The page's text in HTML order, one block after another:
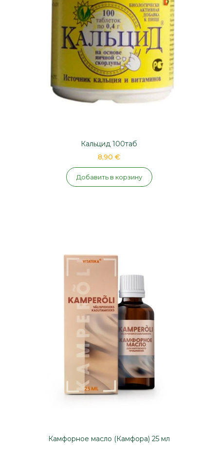
Кальцид 100таб
8,90 €
Добавить в корзину
Камфорное масло (Камфора) 25 мл